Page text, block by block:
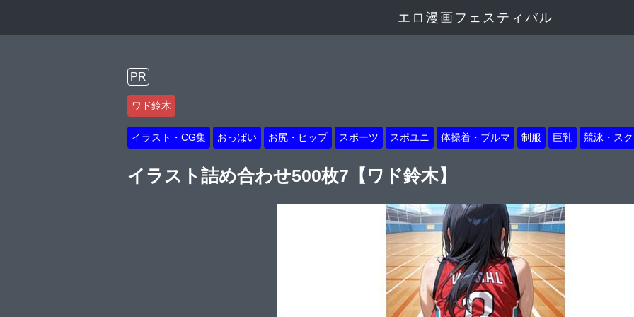
エロ漫画フェスティバル
PR
ワド鈴木
イラスト・CG集 おっぱい お尻・ヒップ スポーツ スポユニ 体操着・ブルマ 制服 巨乳 競泳・ス
イラスト詰め合わせ500枚7【ワド鈴木】